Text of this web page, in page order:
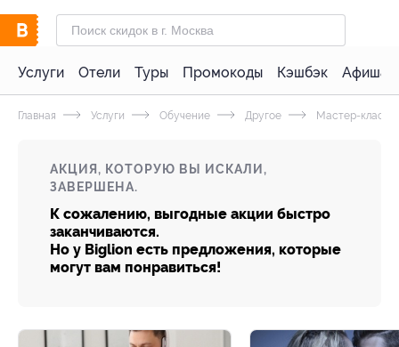
Услуги Отели Туры Промокоды Кэшбэк Афиша
Главная Услуги Обучение Другое Мастер-классы
АКЦИЯ, КОТОРУЮ ВЫ ИСКАЛИ,
ЗАВЕРШЕНА.
К сожалению, выгодные акции быстро
заканчиваются.
Но у Biglion есть предложения, которые
могут вам понравиться!